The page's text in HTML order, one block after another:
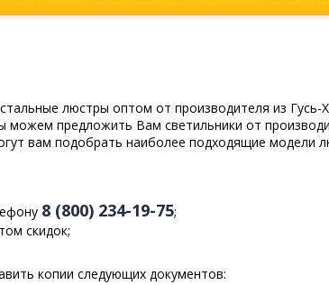
люстры оптом от производителя из
предложить Вам светильники от
вам подобрать наиболее подходящие модели
8 (800) 234-19-75;
скидок;
копии следующих документов: